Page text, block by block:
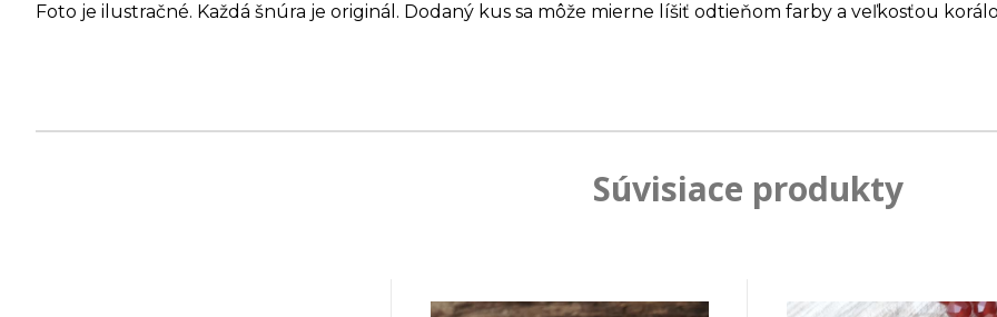
Foto je ilustračné. Každá šnúra je originál. Dodaný kus sa môže mierne líšiť odtieňom farby a veľkosťou
Súvisiace produkty